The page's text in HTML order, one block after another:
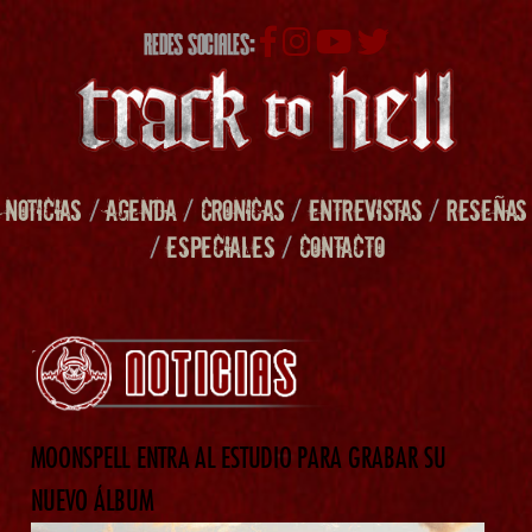
REDES SOCIALES:
NOTICIAS /AGENDA/ CRONICAS/ENTREVISTAS/RESEÑAS
/ESPECIALES/ CONTACTO
MOONSPELL ENTRA AL ESTUDIO PARA GRABAR SU
NUEVO ÁLBUM